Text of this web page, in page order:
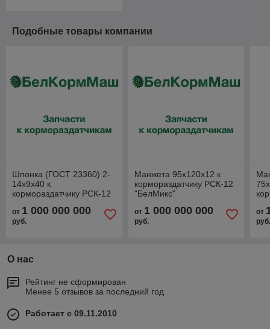
Подобные товары компании
Шпонка (ГОСТ 23360) 2-
14х9х40 к
кормораздатчику РСК-12
от 1 000 000 000
руб.
Манжета 95х120х12 к
кормораздатчику РСК-12
"БелМикс"
от 1 000 000 000
руб.
от
О нас
Рейтинг не сформирован
Менее 5 отзывов за последний год
Работает с 09.11.2010